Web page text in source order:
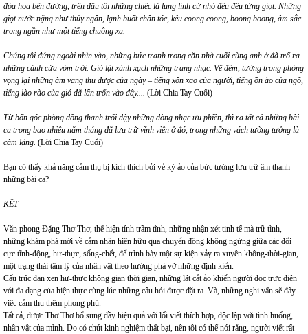
đóa hoa bên đường, trên đầu tôi những chiếc lá lung linh cứ nhỏ đều đều từng giọt. Những
giọt nước nặng như thủy ngân, lạnh buốt chân tóc, kêu coong coong, boong boong, âm sắc
trong ngần như một tiếng chuông xa.
Chúng tôi đứng ngoài nhìn vào, những bức tranh trong căn nhà cuối cùng anh ở đã trổ ra
những cánh cửa vòm trời. Gió lật xành xạch những trang nhạc. Về đêm, tường trong phòng
vọng lại những âm vang thu được của ngày – tiếng xôn xao của người, tiếng ồn ào của ngõ,
tiếng lào rào của gió đã lẩn trốn vào đây.... (Lời Chia Tay Cuối)
Từ bốn góc phòng đồng thanh trổi dậy những dòng nhạc ưu phiền, thì ra tất cả những bài
ca trong bao nhiêu năm tháng đã lưu trữ vĩnh viễn ở đó, trong những vách tường tưởng là
câm lặng. (Lời Chia Tay Cuối)
Bạn có thấy khả năng cảm thụ bị kích thích bởi vẻ kỳ ảo của bức tường lưu trữ âm thanh
những bài ca?
KẾT
Văn phong Đặng Thơ Thơ, thể hiện tính trầm tĩnh, những nhận xét tinh tế mà trữ tình,
những khám phá mới về cảm nhận hiện hữu qua chuyển động không ngừng giữa các đối
cực tĩnh-động, hư-thực, sống-chết, để trình bày một sự kiện xảy ra xuyên không-thời-gian,
một trạng thái tâm lý của nhân vật theo hướng phá vỡ những định kiến.
Cấu trúc đan xen hư-thực không gian thời gian, những lát cắt ảo khiến người đọc trực diện
với đa dạng của hiện thực cùng lúc những câu hỏi được đặt ra. Và, những nghi vấn sẽ đẩy
việc cảm thụ thêm phong phú.
Tất cả, được Thơ Thơ bổ sung đầy hiệu quả với lối viết thích hợp, độc lập với tình huống,
nhân vật của mình. Do có chút kinh nghiệm thất bại, nên tôi có thể nói rằng, người viết rất